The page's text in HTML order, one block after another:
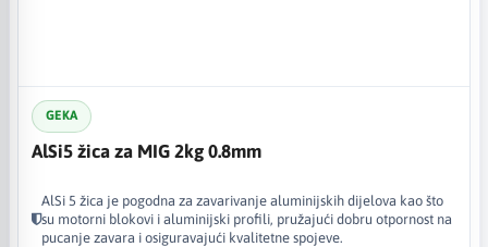
GEKA
AlSi5 žica za MIG 2kg 0.8mm
AlSi 5 žica je pogodna za zavarivanje aluminijskih dijelova kao što
su motorni blokovi i aluminijski profili, pružajući dobru otpornost na
pucanje zavara i osiguravajući kvalitetne spojeve.